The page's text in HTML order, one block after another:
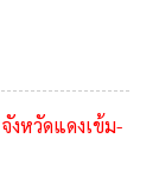
งหวัดแดงเข้ม-